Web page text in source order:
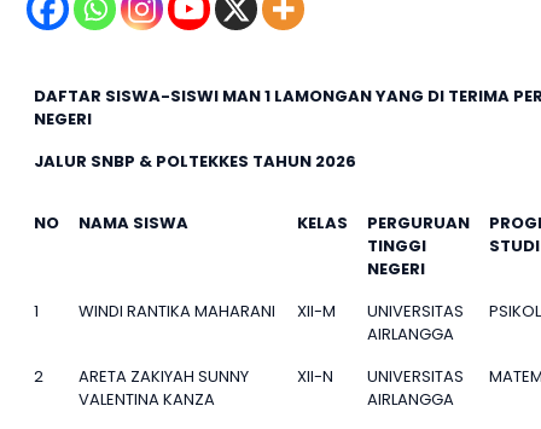
DAFTAR SISWA-SISWI MAN 1 LAMONGAN YANG DI TERIMA
NEGERI
JALUR SNBP & POLTEKKES TAHUN 2026
NO NAMA SISWA KELAS
PERGURUAN
TINGGI
NEGERI
STUDI
1 WINDI RANTIKA MAHARANI XII-M
UNIVERSITAS
AIRLANGGA
2
ARETA ZAKIYAH SUNNY
VALENTINA KANZA
XII-N
UNIVERSITAS
AIRLANGGA